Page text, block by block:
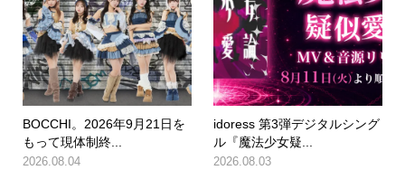
BOCCHI。2026年9月21日を
もって現体制終...
2026.08.04
idoress 第3弾デジタルシング
ル『魔法少女疑...
2026.08.03